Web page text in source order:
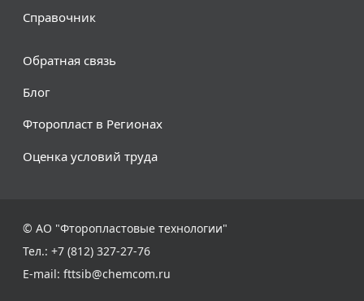
Справочник
Обратная связь
Блог
Фторопласт в Регионах
Оценка условий труда
© АО "Фторопластовые технологии"
Тел.: +7 (812) 327-27-76
E-mail: fttsib@chemcom.ru